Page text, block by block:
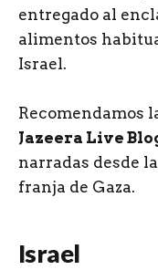
entregado al
alimentos
Israel.
Recomendamos
Jazeera Live
narradas desde
franja de Gaza.
Israel